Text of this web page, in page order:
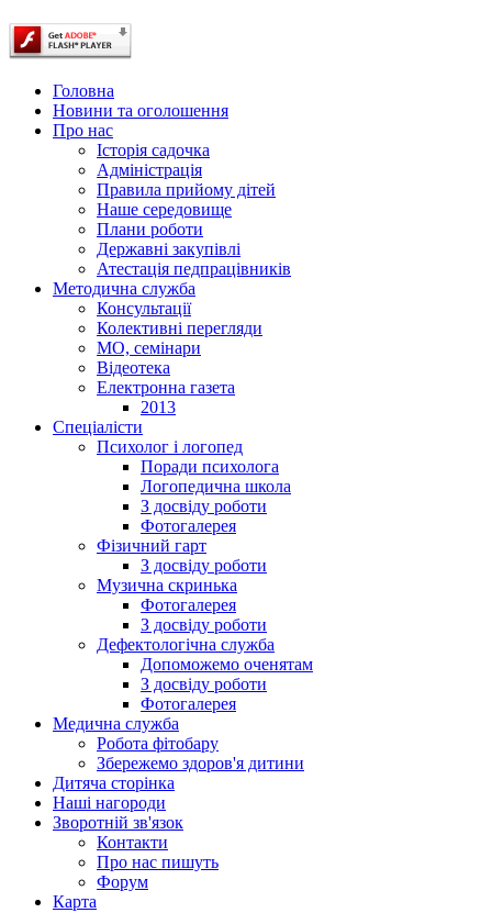
Головна
Новини та оголошення
Про нас
Історія садочка
Адміністрація
Правила прийому дітей
Наше середовище
Плани роботи
Державні закупівлі
Атестація педпрацівників
Методична служба
Консультації
Колективні перегляди
МО, семінари
Відеотека
Електронна газета
2013
Спеціалісти
Психолог і логопед
Поради психолога
Логопедична школа
З досвіду роботи
Фотогалерея
Фізичний гарт
З досвіду роботи
Музична скринька
Фотогалерея
З досвіду роботи
Дефектологічна служба
Допоможемо оченятам
З досвіду роботи
Фотогалерея
Медична служба
Робота фітобару
Збережемо здоров'я дитини
Дитяча сторінка
Наші нагороди
Зворотній зв'язок
Контакти
Про нас пишуть
Форум
Карта